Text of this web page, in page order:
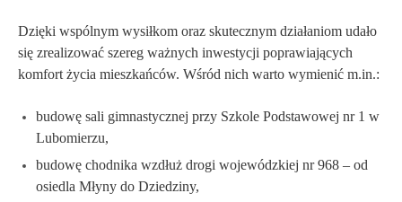
Dzięki wspólnym wysiłkom oraz skutecznym działaniom udało
się zrealizować szereg ważnych inwestycji poprawiających
komfort życia mieszkańców. Wśród nich warto wymienić m.in.:
budowę sali gimnastycznej przy Szkole Podstawowej nr 1 w
Lubomierzu,
budowę chodnika wzdłuż drogi wojewódzkiej nr 968 – od
osiedla Młyny do Dziedziny,